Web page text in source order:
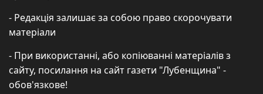
- Редакція залишає за собою право скорочувати
матеріали
- При використанні, або копіюванні матеріалів з
сайту, посилання на сайт газети "Лубенщина" -
обов'язкове!